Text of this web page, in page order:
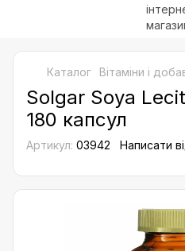
Каталог Bітаміни і
Solgar Soya
180 капсул
Артикул: 03942 Написати